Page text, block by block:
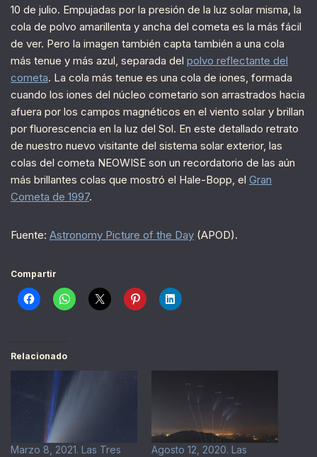
10 de julio. Empujadas por la presión de la luz solar misma, la
cola de polvo amarillenta y ancha del cometa es la más fácil
de ver. Pero la imagen también capta también a una cola
más tenue y más azul, separada del polvo reflectante del
cometa. La cola más tenue es una cola de iones, formada
cuando los iones del núcleo cometario son arrastrados hacia
afuera por los campos magnéticos en el viento solar y brillan
por fluorescencia en la luz del Sol. En este detallado retrato
de nuestro nuevo visitante del sistema solar exterior, las
colas del cometa NEOWISE son un recordatorio de las aún
más brillantes colas que mostró el Hale-Bopp, el Gran
Cometa de 1997.
Fuente: Astronomy Picture of the Day (APOD).
Compartir
Relacionado
Marzo 8, 2021. Las Tres
Agosto 12, 2020. Las